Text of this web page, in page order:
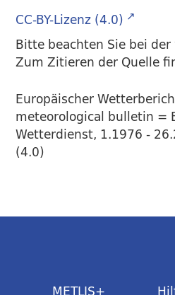
CC-BY-Lizenz (4.0)
Bitte beachten Sie bei
Zum Zitieren der Quelle
Europäischer
meteorological bulletin =
Wetterdienst, 1.1976 -
(4.0)